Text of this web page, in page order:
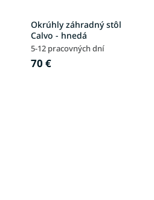
Okrúhly záhradný stôl
Calvo - hnedá
5-12 pracovných dní
70 €